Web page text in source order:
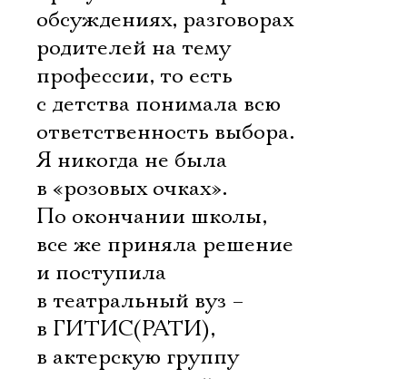
обсуждениях, разговорах
родителей на тему
профессии, то есть
с детства понимала всю
ответственность выбора.
Я никогда не была
в «розовых очках».
По окончании школы,
все же приняла решение
и поступила
в театральный вуз –
в ГИТИС(РАТИ),
в актерскую группу